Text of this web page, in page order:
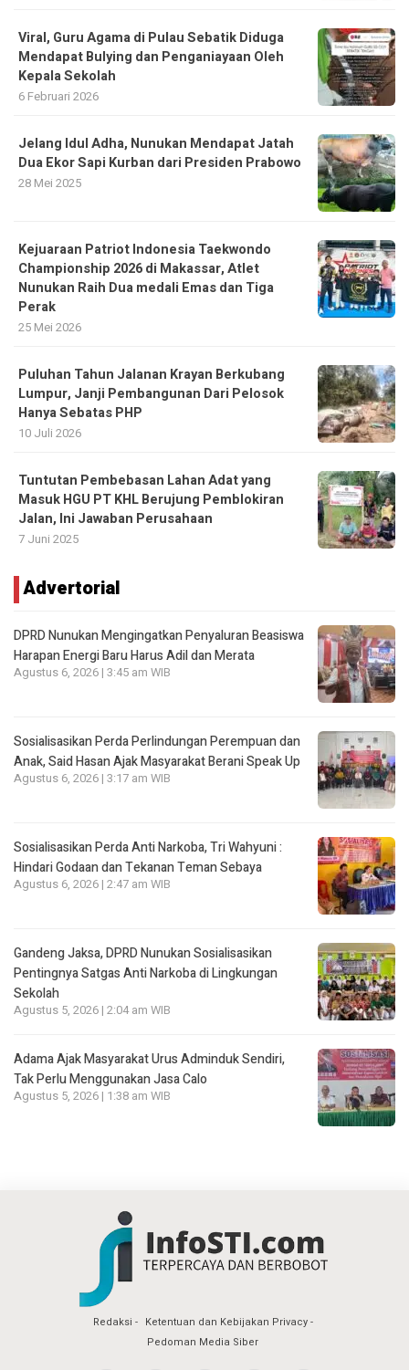
Viral, Guru Agama di Pulau Sebatik Diduga
Mendapat Bulying dan Penganiayaan Oleh
Kepala Sekolah
6 Februari 2026
Jelang Idul Adha, Nunukan Mendapat Jatah
Dua Ekor Sapi Kurban dari Presiden Prabowo
28 Mei 2025
Kejuaraan Patriot Indonesia Taekwondo
Championship 2026 di Makassar, Atlet
Nunukan Raih Dua medali Emas dan Tiga
Perak
25 Mei 2026
Puluhan Tahun Jalanan Krayan Berkubang
Lumpur, Janji Pembangunan Dari Pelosok
Hanya Sebatas PHP
10 Juli 2026
Tuntutan Pembebasan Lahan Adat yang
Masuk HGU PT KHL Berujung Pemblokiran
Jalan, Ini Jawaban Perusahaan
7 Juni 2025
Advertorial
DPRD Nunukan Mengingatkan Penyaluran Beasiswa
Harapan Energi Baru Harus Adil dan Merata
Agustus 6, 2026 | 3:45 am WIB
Sosialisasikan Perda Perlindungan Perempuan dan
Anak, Said Hasan Ajak Masyarakat Berani Speak Up
Agustus 6, 2026 | 3:17 am WIB
Sosialisasikan Perda Anti Narkoba, Tri Wahyuni :
Hindari Godaan dan Tekanan Teman Sebaya
Agustus 6, 2026 | 2:47 am WIB
Gandeng Jaksa, DPRD Nunukan Sosialisasikan
Pentingnya Satgas Anti Narkoba di Lingkungan
Sekolah
Agustus 5, 2026 | 2:04 am WIB
Adama Ajak Masyarakat Urus Adminduk Sendiri,
Tak Perlu Menggunakan Jasa Calo
Agustus 5, 2026 | 1:38 am WIB
Redaksi
Ketentuan dan Kebijakan Privacy
Pedoman Media Siber